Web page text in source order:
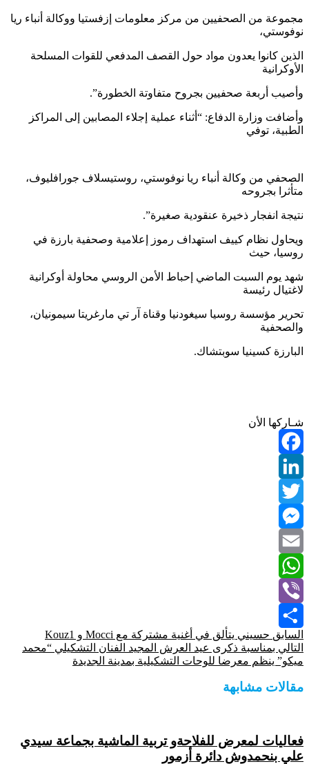
مجموعة من الصحفيين من مركز معلومات إزفستيا ووكالة أنباء ريا
نوفوستي،
الذين كانوا يعدون مواد حول القصف المدفعي للقوات المسلحة
الأوكرانية
وأصيب أربعة صحفيين بجروح متفاوتة الخطورة”.
وأضافت وزارة الدفاع: “أثناء عملية إجلاء المصابين إلى المراكز
الطبية، توفي
الصحفي من وكالة أنباء ريا نوفوستي، روستيسلاف جورافليوف،
متأثرا بجروحه
نتيجة انفجار ذخيرة عنقودية صغيرة”.
ويحاول نظام كييف استهداف رموز إعلامية وصحفية بارزة في
روسيا، حيث
شهد يوم السبت الماضي إحباط الأمن الروسي محاولة أوكرانية
لاغتيال رئيسة
تحرير مؤسسة روسيا سيغودنيا وقناة آر تي مارغريتا سيمونيان،
والصحفية
البارزة كسينيا سوبتشاك.
شـاركها الأن
Facebook
LinkedIn
Twitter
Messenger
Email
WhatsApp
Viber
Share
السابق حسيني يتألق في أغنية مشتركة مع Mocci و Kouz1
التالي بمناسبة ذكرى عيد العرش المجيد الفنان التشكيلي “محمد
ميكو” ينظم معرضا للوحات التشكيلية بمدينة الجديدة
مقالات مشابهة
فعاليات لمعرض للفلاحةو تربية الماشية بجماعة سيدي
علي بنحمدوش دائرة أزمور